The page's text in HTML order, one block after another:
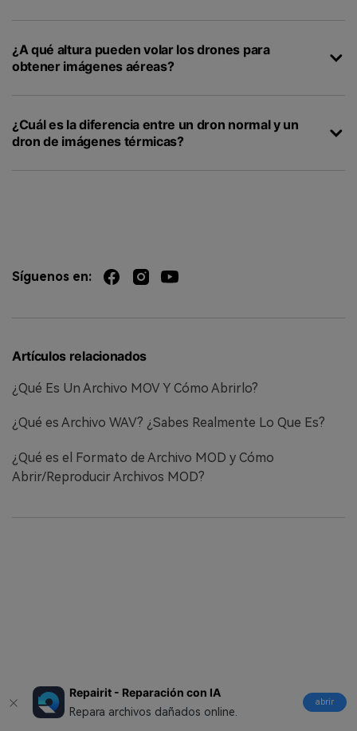
Repairit - Reparación con IA
Repara archivos dañados online.
abrir
¿A qué altura pueden volar los drones para
obtener imágenes aéreas?
¿Cuál es la diferencia entre un dron normal y un
dron de imágenes térmicas?
Síguenos en:
Artículos relacionados
¿Qué Es Un Archivo MOV Y Cómo Abrirlo?
¿Qué es Archivo WAV? ¿Sabes Realmente Lo Que Es?
¿Qué es el Formato de Archivo MOD y Cómo
Abrir/Reproducir Archivos MOD?